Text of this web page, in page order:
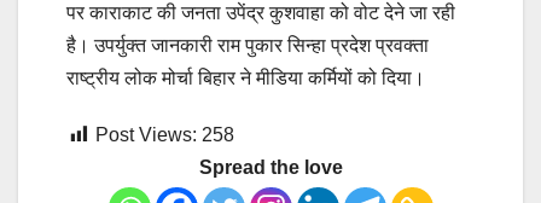
पर काराकाट की जनता उपेंद्र कुशवाहा को वोट देने जा रही
है। उपर्युक्त जानकारी राम पुकार सिन्हा प्रदेश प्रवक्ता
राष्ट्रीय लोक मोर्चा बिहार ने मीडिया कर्मियों को दिया।
Post Views: 258
Spread the love